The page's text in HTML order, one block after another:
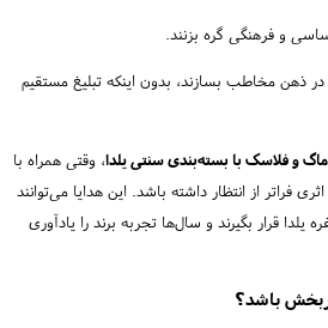
و فرهنگی گره بزنند.
ذهن مخاطب بسازند، بدون اینکه تبلیغ مستقیم
و فلاسک با بسته‌بندی سنتی یلدا، وقتی همراه با
فراتر از انتظار داشته باشد. این هدایا می‌توانند
قرار بگیرند و سال‌ها تجربه برند را یادآوری
باشد؟